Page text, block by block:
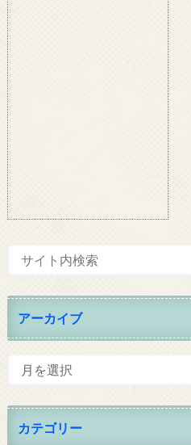
アーカイブ
カテゴリー